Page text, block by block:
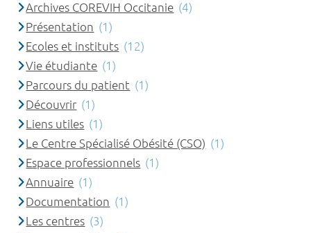
Archives COREVIH Occitanie (4)
Présentation (1)
Ecoles et instituts (12)
Vie étudiante (1)
Parcours du patient (1)
Découvrir (1)
Liens utiles (1)
Le Centre Spécialisé Obésité (CSO) (1)
Espace professionnels (1)
Annuaire (1)
Documentation (1)
Les centres (3)